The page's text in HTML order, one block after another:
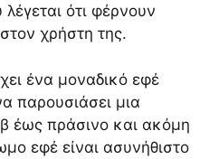
ότι φέρνουν
χρήστη της.
ένα μοναδικό εφέ
παρουσιάσει μια
πράσινο και ακόμη
εφέ είναι ασυνήθιστο